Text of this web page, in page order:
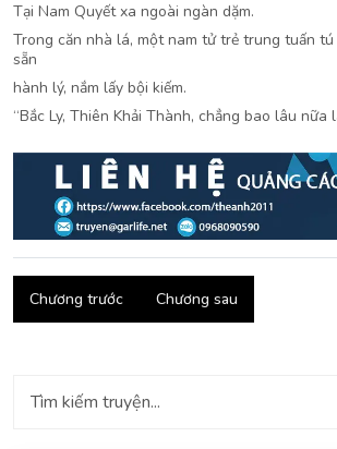
Tại Nam Quyết xa ngoài ngàn dặm.
Trong căn nhà lá, một nam tử trẻ trung tuấn
sẵn
hành lý, nắm lấy bội kiếm.
“Bắc Ly, Thiên Khải Thành, chẳng bao lâu nữa
Chương trước Chương sau